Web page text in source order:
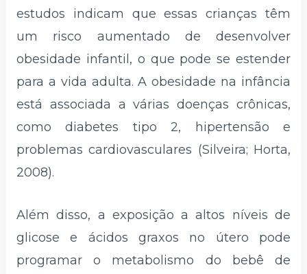
estudos indicam que essas crianças têm
um risco aumentado de desenvolver
obesidade infantil, o que pode se estender
para a vida adulta. A obesidade na infância
está associada a várias doenças crônicas,
como diabetes tipo 2, hipertensão e
problemas cardiovasculares (Silveira; Horta,
2008).
Além disso, a exposição a altos níveis de
glicose e ácidos graxos no útero pode
programar o metabolismo do bebê de